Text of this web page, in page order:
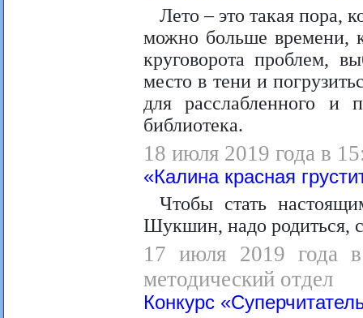
Лето – это такая пора,
можно больше времени,
круговорота проблем,
место в тени и
для расслабленного и
библиотека.
18 июля 2019 года в
«Калина красная
Чтобы стать
Шукшин, надо родиться,
17 июля 2019 года в
методический отдел
Конкурс